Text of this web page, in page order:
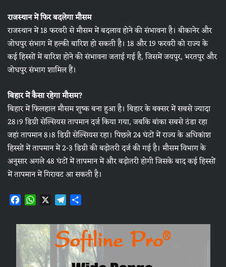
राजस्थान में फिर बदलेगा मौसम
राजस्थान में 18 फरवरी से मौसम में बदलाव होने की संभावना है। बीकानेर और
जोधपुर संभाग में हल्की बारिश हो सकती है। 18 और 19 फरवरी को राज्य के
कई हिस्सों में बारिश होने की संभावना जताई गई है, जिसमें जयपुर, भरतपुर और
जोधपुर संभाग शामिल हैं।
बिहार में कैसा रहेगा मौसम?
बिहार में फिलहाल मौसम शुष्क बना हुआ है। बिहार के बक्सर में सबसे ज्यादा
28।9 डिग्री सेल्सियस तापमान दर्ज किया गया, जबकि बांका सबसे ठंडा रहा
जहां तापमान 8।8 डिग्री सेल्सियस रहा। पिछले 24 घंटों में राज्य के अधिकांश
हिस्सों में तापमान में 2-3 डिग्री की बढ़ोतरी दर्ज की गई है। मौसम विभाग के
अनुसार अगले 48 घंटों में तापमान में और बढ़ोतरी होगी जिसके बाद कई हिस्सों
में तापमान में गिरावट आ सकती है।
F
c
e
b
o
W
a
t
s
A
X T
l
e
g
r
a
r
e